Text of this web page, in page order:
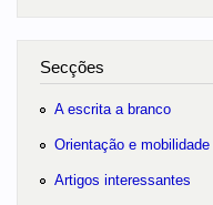
Secções
A escrita a branco
Orientação e mobilidade
Artigos interessantes